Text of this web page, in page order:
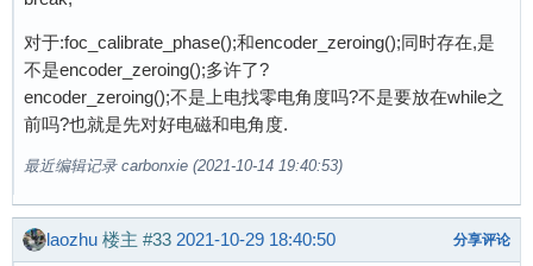
对于:foc_calibrate_phase();和encoder_zeroing();同时存在,是
不是encoder_zeroing();多许了?
encoder_zeroing();不是上电找零电角度吗?不是要放在while之
前吗?也就是先对好电磁和电角度.
最近编辑记录 carbonxie (2021-10-14 19:40:53)
laozhu 楼主 #33 2021-10-29 18:40:50 分享评论